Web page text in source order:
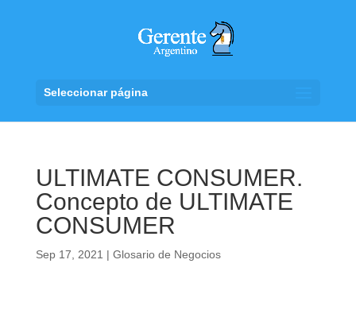
Seleccionar página
ULTIMATE CONSUMER.
Concepto de ULTIMATE
CONSUMER
Sep 17, 2021 | Glosario de Negocios